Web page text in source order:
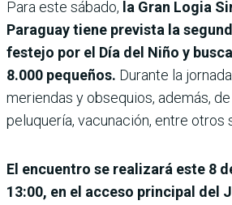
Para este sábado, la Gran Logia
Paraguay tiene prevista la
festejo por el Día del Niño y
8.000 pequeños. Durante la
meriendas y obsequios, además,
peluquería, vacunación, entre otros
El encuentro se realizará este 8
13:00, en el acceso principal del